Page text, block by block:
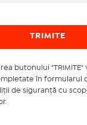
butonului "TRIMITE"
în formularul
de siguranţă cu